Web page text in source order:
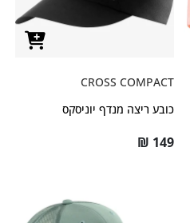
CROSS COMPACT
כובע ריצה מנדף יוניסקס
₪ 149